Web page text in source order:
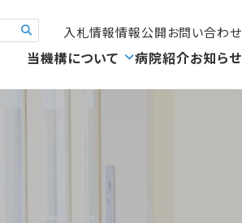
入札情報情報公開お問い合わせ
当機構について 病院紹介お知らせ